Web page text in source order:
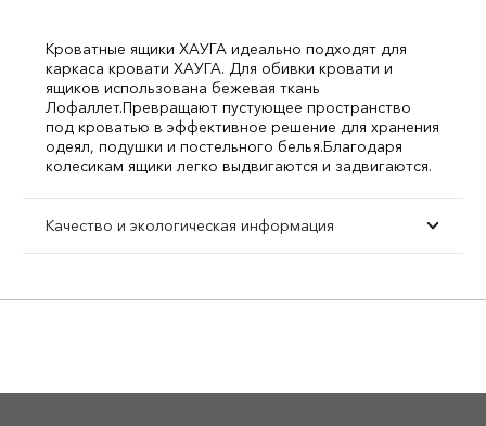
Кроватные ящики ХАУГА идеально подходят для
каркаса кровати ХАУГА. Для обивки кровати и
ящиков использована бежевая ткань
Лофаллет.Превращают пустующее пространство
под кроватью в эффективное решение для хранения
одеял, подушки и постельного белья.Благодаря
колесикам ящики легко выдвигаются и задвигаются.
Качество и экологическая информация